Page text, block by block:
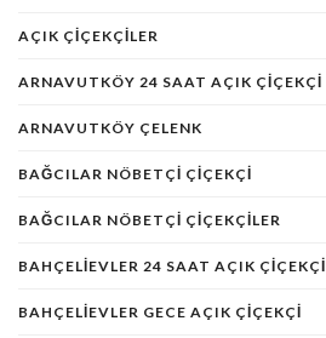
AÇIK ÇIÇEKÇILER
ARNAVUTKÖY 24 SAAT AÇIK ÇIÇEKÇI
ARNAVUTKÖY ÇELENK
BAĞCILAR NÖBETÇI ÇIÇEKÇI
BAĞCILAR NÖBETÇI ÇIÇEKÇILER
BAHÇELIEVLER 24 SAAT AÇIK ÇIÇEKÇI
BAHÇELIEVLER GECE AÇIK ÇIÇEKÇI